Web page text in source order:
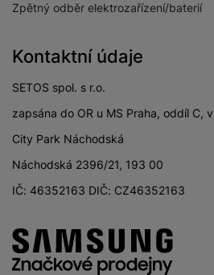
Zpětný odběr elektrozařízení/baterií
Kontaktní údaje
SETOS spol. s r.o.
zapsána do OR u MS Praha, oddíl C,
City Park Náchodská
Náchodská 2396/21, 193 00
IČ: 46352163 DIČ: CZ46352163